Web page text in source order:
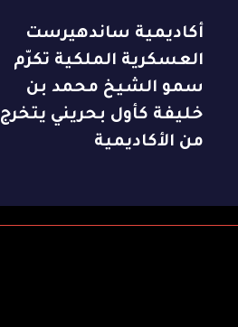
أكاديمية ساندهيرست
العسكرية الملكية تكرّم
سمو الشيخ محمد بن
خليفة كأول بحريني يتخرج
من الأكاديمية